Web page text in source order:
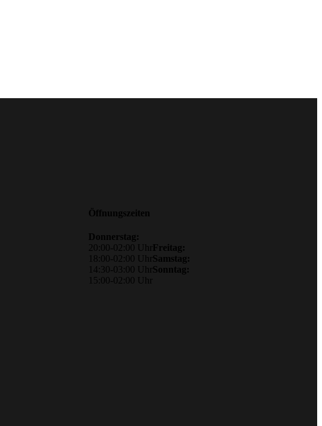
Öffnungszeiten
Donnerstag:
20:00-02:00 Uhr
Freitag:
18:00-02:00 Uhr Samstag:
14:30-03:00 Uhr Sonntag:
15:00-02:00 Uhr